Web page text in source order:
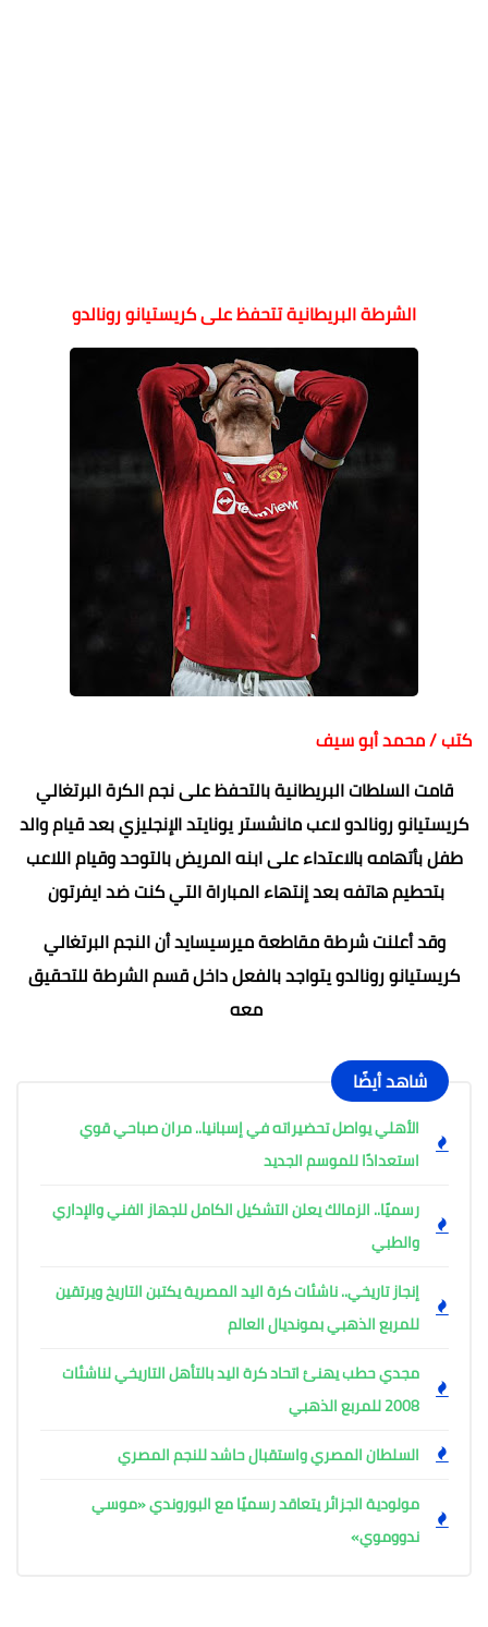
الشرطة البريطانية تتحفظ على كريستيانو رونالدو
كتب / محمد أبو سيف
قامت السلطات البريطانية بالتحفظ على نجم الكرة البرتغالي
كريستيانو رونالدو لاعب مانشستر يونايتد الإنجليزي بعد قيام والد
طفل بأتهامه بالاعتداء على ابنه المريض بالتوحد وقيام اللاعب
بتحطيم هاتفه بعد إنتهاء المباراة التي كنت ضد ايفرتون
وقد أعلنت شرطة مقاطعة ميرسيسايد أن النجم البرتغالي
كريستيانو رونالدو يتواجد بالفعل داخل قسم الشرطة للتحقيق
معه
شاهد أيضًا
الأهلي يواصل تحضيراته في إسبانيا.. مران صباحي قوي
استعدادًا للموسم الجديد
رسميًا.. الزمالك يعلن التشكيل الكامل للجهاز الفني والإداري
والطبي
إنجاز تاريخي.. ناشئات كرة اليد المصرية يكتبن التاريخ ويرتقين
للمربع الذهبي بمونديال العالم
مجدي حطب يهنئ اتحاد كرة اليد بالتأهل التاريخي لناشئات
2008 للمربع الذهبي
السلطان المصري واستقبال حاشد للنجم المصري
مولودية الجزائر يتعاقد رسميًا مع البوروندي «موسي
ندووموي»